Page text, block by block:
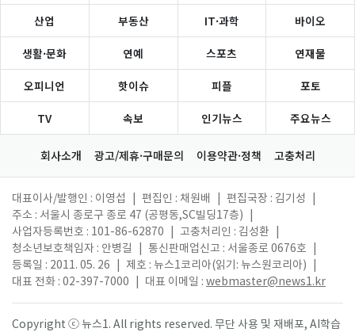
산업 부동산 IT·과학 바이오
생활·문화 연예 스포츠 연재물
오피니언 핫이슈 피플 포토
TV 속보 인기뉴스 주요뉴스
회사소개 광고/제휴·구매문의 이용약관·정책 고충처리
대표이사/발행인 : 이영섭 편집인 : 채원배 편집국장 : 김기성
주소 : 서울시 종로구 종로 47 (공평동,SC빌딩17층)
사업자등록번호 : 101-86-62870
고충처리인 : 김성환
청소년보호책임자 : 안병길
통신판매업신고 : 서울종로 0676호
등록일 : 2011. 05. 26
제호 : 뉴스1코리아(읽기: 뉴스원코리아)
대표 전화 : 02-397-7000
대표 이메일 : webmaster@news1.kr
Copyright ⓒ 뉴스1. All rights reserved. 무단 사용 및 재배포, AI학습